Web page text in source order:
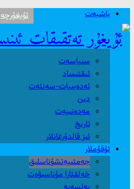
ئۇيغۇرچە
باشبەت
سىياسەت
ئىقتىساد
ئەدەبىيات-سەنئەت
دىن
مەدەنىيەت
تارىخ
ئىز قالدۇرغانلار
ئۇقۇملار
جەمئىيەتشۇناسلىق
خەلقئارا مۇناسىۋەت